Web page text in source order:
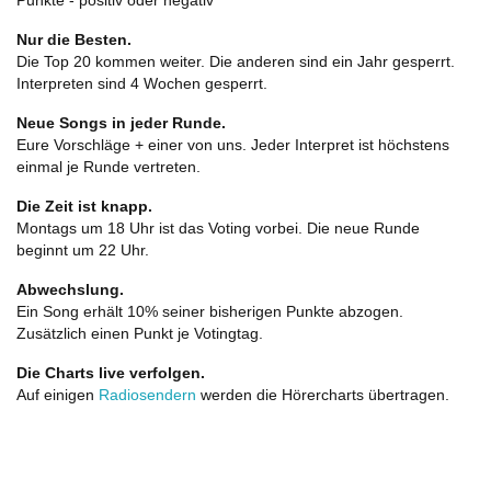
Nur die Besten.
Die Top 20 kommen weiter. Die anderen sind ein Jahr gesperrt.
Interpreten sind 4 Wochen gesperrt.
Neue Songs in jeder Runde.
Eure Vorschläge + einer von uns. Jeder Interpret ist höchstens
einmal je Runde vertreten.
Die Zeit ist knapp.
Montags um 18 Uhr ist das Voting vorbei. Die neue Runde
beginnt um 22 Uhr.
Abwechslung.
Ein Song erhält 10% seiner bisherigen Punkte abzogen.
Zusätzlich einen Punkt je Votingtag.
Die Charts live verfolgen.
Auf einigen Radiosendern werden die Hörercharts übertragen.